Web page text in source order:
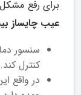
برای رفع
عیب چایساز
سنسور
کنترل کند.
در واقع